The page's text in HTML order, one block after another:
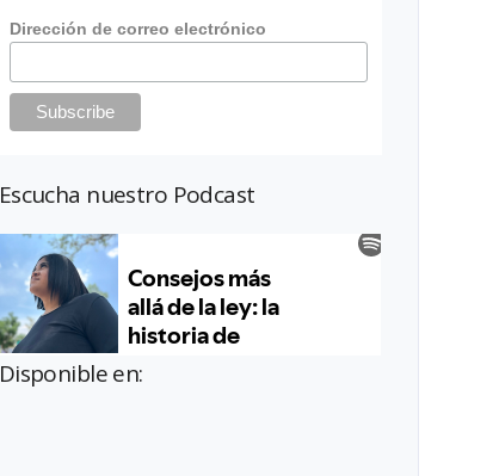
Dirección de correo electrónico
Escucha nuestro Podcast
Disponible en: